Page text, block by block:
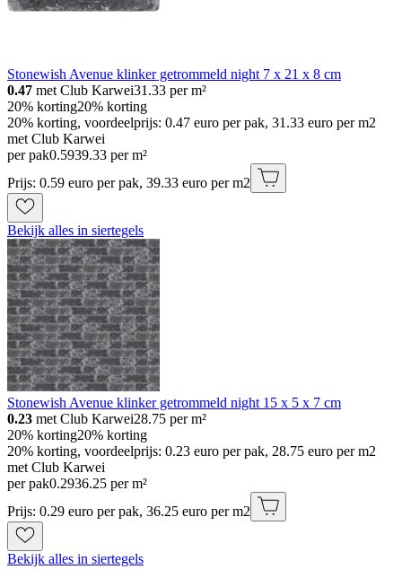
Stonewish Avenue klinker getrommeld night 7 x 21 x 8 cm
0.47 met Club Karwei31.33 per m²
20% korting20% korting
20% korting, voordeelprijs: 0.47 euro per pak, 31.33 euro per m2
met Club Karwei
per pak0.5939.33 per m²
Prijs: 0.59 euro per pak, 39.33 euro per m2
Bekijk alles in siertegels
Stonewish Avenue klinker getrommeld night 15 x 5 x 7 cm
0.23 met Club Karwei28.75 per m²
20% korting20% korting
20% korting, voordeelprijs: 0.23 euro per pak, 28.75 euro per m2
met Club Karwei
per pak0.2936.25 per m²
Prijs: 0.29 euro per pak, 36.25 euro per m2
Bekijk alles in siertegels